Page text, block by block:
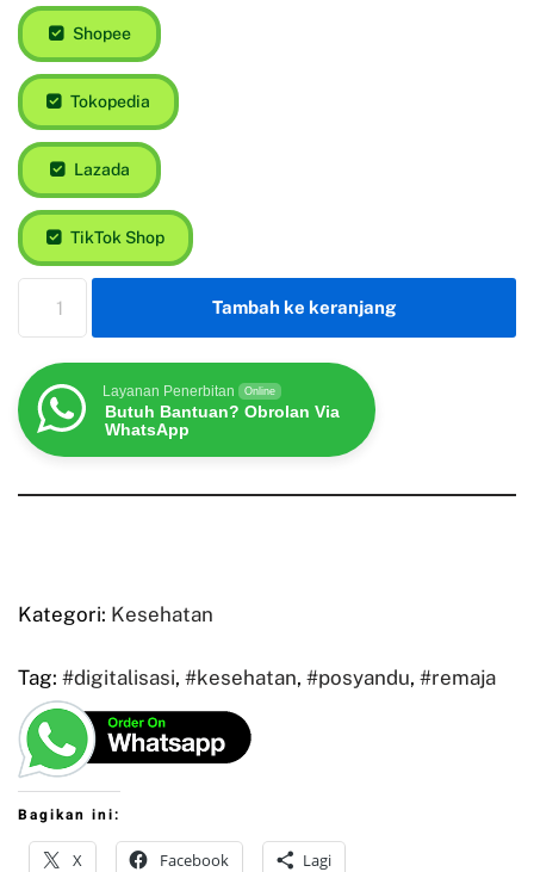
Shopee
Tokopedia
Lazada
TikTok Shop
Tambah ke keranjang
Layanan Penerbitan Online
Butuh Bantuan? Obrolan Via
WhatsApp
Kategori: Kesehatan
Tag: #digitalisasi, #kesehatan, #posyandu, #remaja
Bagikan ini:
X Facebook Lagi